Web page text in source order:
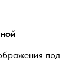
под